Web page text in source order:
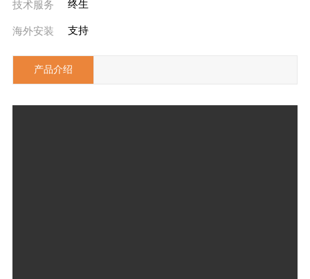
技术服务 终生
海外安装 支持
产品介绍